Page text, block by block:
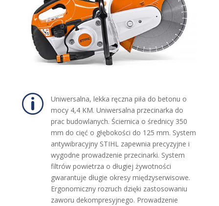
p
Uniwersalna, lekka ręczna piła do betonu o
mocy 4,4 KM. Uniwersalna przecinarka do
prac budowlanych. Ściernica o średnicy 350
mm do cięć o głębokości do 125 mm. System
antywibracyjny STIHL zapewnia precyzyjne i
wygodne prowadzenie przecinarki. System
filtrów powietrza o długiej żywotności
gwarantuje długie okresy międzyserwisowe.
Ergonomiczny rozruch dzięki zastosowaniu
zaworu dekompresyjnego. Prowadzenie